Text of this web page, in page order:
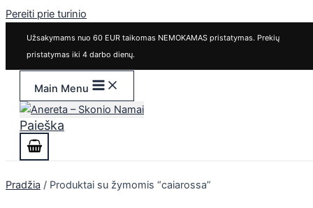
Pereiti prie turinio
Užsakymams nuo 60 EUR taikomas NEMOKAMAS pristatymas. Prekių
pristatymas iki 4 darbo dienų.
Main Menu
Paieška
Pradžia / Produktai su žymomis “caiarossa”